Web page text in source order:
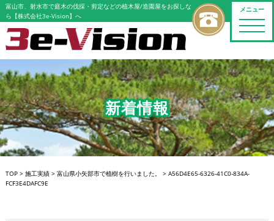
メニュー
toggle
富山市、射水市で庭木の伐採・剪定などの植木屋/造園屋をお探しな
ら【株式会社3e-Vision】へ
新着情報
TOP> 施工実績> 富山県小矢部市で植樹を行いました。 > A56D4E65-6326-41C0-834A-
FCF3E4DAFC9E